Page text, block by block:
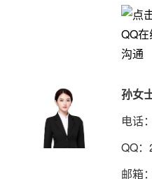
孙女
电话
QQ
邮箱